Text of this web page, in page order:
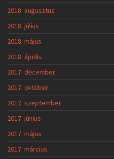
2018. augusztus
2018. július
2018. május
2018. április
2017. december
2017. október
2017. szeptember
2017. június
2017. május
2017. március